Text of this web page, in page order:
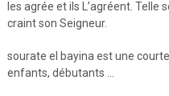
les agrée et ils L’agréent. Telle
craint son Seigneur.
sourate el bayina est une
enfants, débutants …